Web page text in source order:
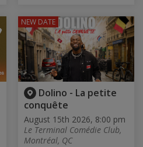
Dolino - La petite
conquête
August 15th 2026, 8:00 pm
Le Terminal Comédie Club,
Montréal, QC
NEW DATE